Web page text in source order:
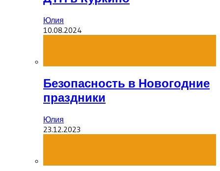
Юлия
10.08.2024
Безопасность в Новогодние
праздники
Юлия
23.12.2023